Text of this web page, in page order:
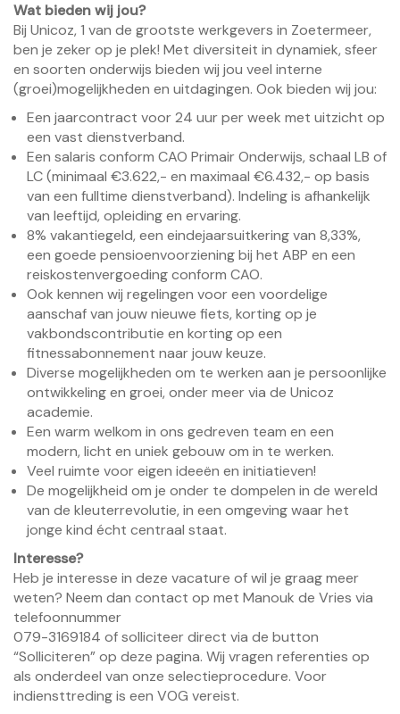
Wat bieden wij jou?
Bij Unicoz, 1 van de grootste werkgevers in Zoetermeer,
ben je zeker op je plek! Met diversiteit in dynamiek, sfeer
en soorten onderwijs bieden wij jou veel interne
(groei)mogelijkheden en uitdagingen. Ook bieden wij jou:
Een jaarcontract voor 24 uur per week met uitzicht op
een vast dienstverband.
Een salaris conform CAO Primair Onderwijs, schaal LB of
LC (minimaal €3.622,- en maximaal €6.432,- op basis
van een fulltime dienstverband). Indeling is afhankelijk
van leeftijd, opleiding en ervaring.
8% vakantiegeld, een eindejaarsuitkering van 8,33%,
een goede pensioenvoorziening bij het ABP en een
reiskostenvergoeding conform CAO.
Ook kennen wij regelingen voor een voordelige
aanschaf van jouw nieuwe fiets, korting op je
vakbondscontributie en korting op een
fitnessabonnement naar jouw keuze.
Diverse mogelijkheden om te werken aan je persoonlijke
ontwikkeling en groei, onder meer via de Unicoz
academie.
Een warm welkom in ons gedreven team en een
modern, licht en uniek gebouw om in te werken.
Veel ruimte voor eigen ideeën en initiatieven!
De mogelijkheid om je onder te dompelen in de wereld
van de kleuterrevolutie, in een omgeving waar het
jonge kind écht centraal staat.
Interesse?
Heb je interesse in deze vacature of wil je graag meer
weten? Neem dan contact op met Manouk de Vries via
telefoonnummer
079-3169184 of solliciteer direct via de button
“Solliciteren” op deze pagina. Wij vragen referenties op
als onderdeel van onze selectieprocedure. Voor
indiensttreding is een VOG vereist.